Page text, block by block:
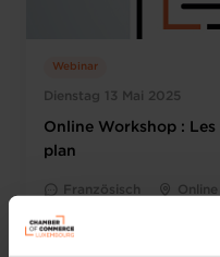
Dienstag 13 Mai 2025
Webinar
Online Workshop :
plan
Französisch